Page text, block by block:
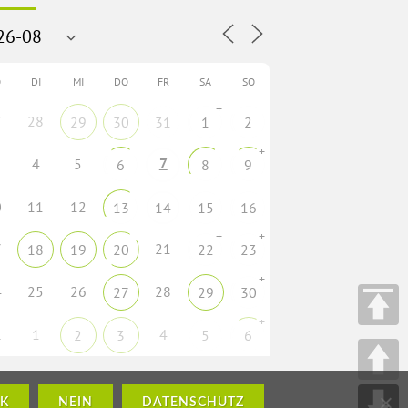
DI MI DO FR SA SO
28 29 30 31 1
+
2
4 5 6 7 8 9
+
11 12 13 14 15 16
18 19 20 21 22
+
23
+
25 26 27 28 29 30
+
1 2 3 4 5 6
+
NEIN DATENSCHUTZ